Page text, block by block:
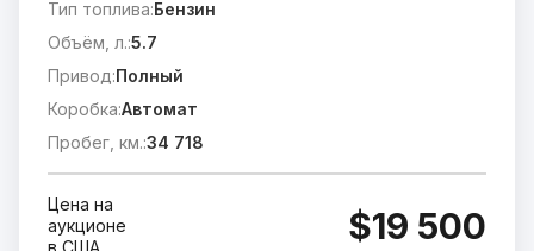
Тип топлива:Бензин
Объём, л.:5.7
Привод:Полный
Коробка:Автомат
Пробег, км.:34 718
Цена на
аукционе
в США
$19 500